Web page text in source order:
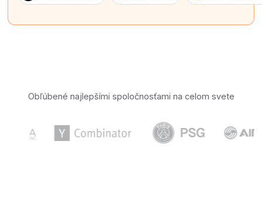
Obľúbené najlepšími spoločnosťami na celom svete